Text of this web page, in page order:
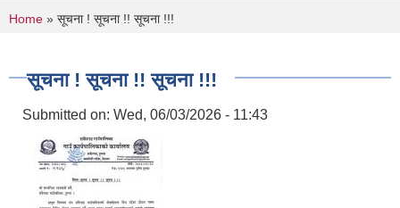
You are here
Home » सूचना ! सूचना !! सूचना !!!
सूचना ! सूचना !! सूचना !!!
Submitted on: Wed, 06/03/2026 - 11:43